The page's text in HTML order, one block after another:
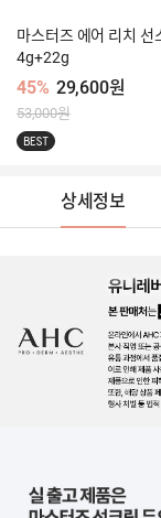
마스터즈 에어 리치 선
4g+22g
45% 29,600원
53,000원
BEST
상세정보